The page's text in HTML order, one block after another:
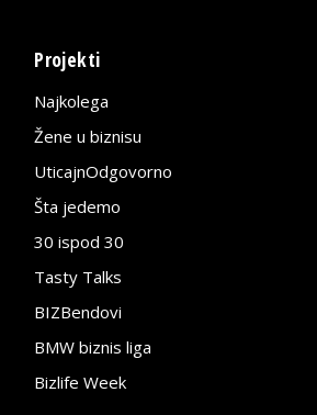
Projekti
Najkolega
Žene u biznisu
UticajnOdgovorno
Šta jedemo
30 ispod 30
Tasty Talks
BIZBendovi
BMW biznis liga
Bizlife Week